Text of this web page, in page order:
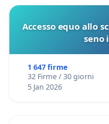
Accesso equo allo
seno
1 647 firme
32 Firme / 30 giorni
5 Jan 2026